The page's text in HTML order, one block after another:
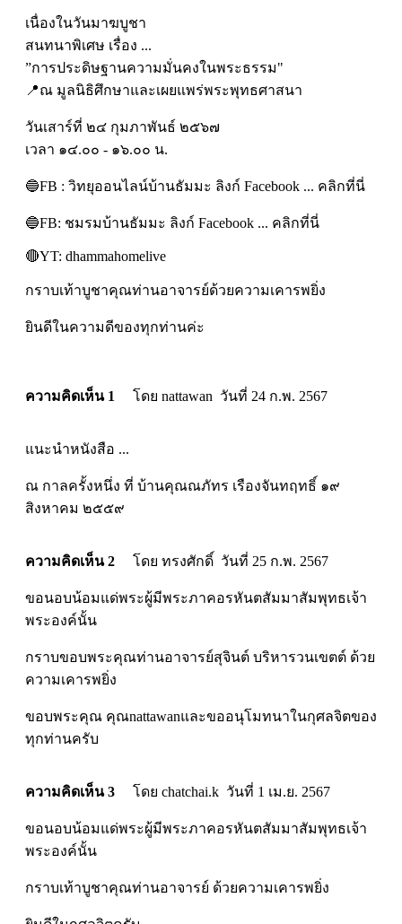
เนื่องในวันมาฆบูชา
สนทนาพิเศษ เรื่อง ...
”การประดิษฐานความมั่นคงในพระธรรม"
📍ณ มูลนิธิศึกษาและเผยแพร่พระพุทธศาสนา
วันเสาร์ที่ ๒๔ กุมภาพันธ์ ๒๕๖๗
เวลา ๑๔.๐๐ - ๑๖.๐๐ น.
🔵FB : วิทยุออนไลน์บ้านธัมมะ ลิงก์ Facebook ... คลิกที่นี่
🔵FB: ชมรมบ้านธัมมะ ลิงก์ Facebook ... คลิกที่นี่
🔴YT: dhammahomelive
กราบเท้าบูชาคุณท่านอาจารย์ด้วยความเคารพยิ่ง
ยินดีในความดีของทุกท่านค่ะ
ความคิดเห็น 1 โดย nattawan วันที่ 24 ก.พ. 2567
แนะนำหนังสือ ...
ณ กาลครั้งหนึ่ง ที่ บ้านคุณณภัทร เรืองจันทฤทธิ์ ๑๙
สิงหาคม ๒๕๕๙
ความคิดเห็น 2 โดย ทรงศักดิ์ วันที่ 25 ก.พ. 2567
ขอนอบน้อมแด่พระผู้มีพระภาคอรหันตสัมมาสัมพุทธเจ้า
พระองค์นั้น
กราบขอบพระคุณท่านอาจารย์สุจินต์ บริหารวนเขตต์ ด้วย
ความเคารพยิ่ง
ขอบพระคุณ คุณnattawanและขออนุโมทนาในกุศลจิตของ
ทุกท่านครับ
ความคิดเห็น 3 โดย chatchai.k วันที่ 1 เม.ย. 2567
ขอนอบน้อมแด่พระผู้มีพระภาคอรหันตสัมมาสัมพุทธเจ้า
พระองค์นั้น
กราบเท้าบูชาคุณท่านอาจารย์ ด้วยความเคารพยิ่ง